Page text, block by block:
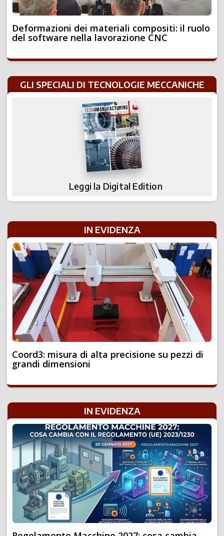
Deformazioni dei materiali compositi: il ruolo
del software nella lavorazione CNC
GLI SPECIALI DI TECNOLOGIE MECCANICHE
Leggi la Digital Edition
IN EVIDENZA
Coord3: misura di alta precisione su pezzi di
grandi dimensioni
IN EVIDENZA